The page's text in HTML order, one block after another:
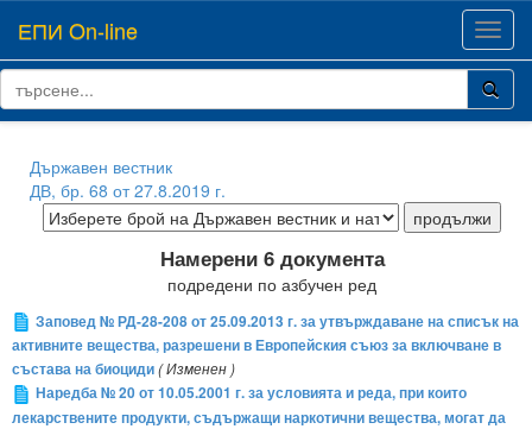
ЕПИ On-line
Държавен вестник
ДВ, бр. 68 от 27.8.2019 г.
Намерени 6 документа
подредени по азбучен ред
Заповед № РД-28-208 от 25.09.2013 г. за утвърждаване на списък на
активните вещества, разрешени в Европейския съюз за включване в
състава на биоциди( Изменен )
Наредба № 20 от 10.05.2001 г. за условията и реда, при които
лекарствените продукти, съдържащи наркотични вещества, могат да